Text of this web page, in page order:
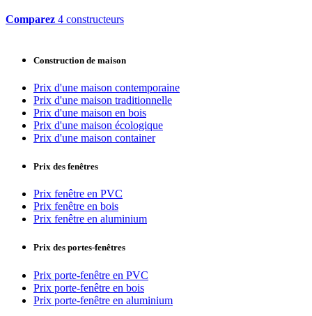
Comparez 4 constructeurs
Construction de maison
Prix d'une maison contemporaine
Prix d'une maison traditionnelle
Prix d'une maison en bois
Prix d'une maison écologique
Prix d'une maison container
Prix des fenêtres
Prix fenêtre en PVC
Prix fenêtre en bois
Prix fenêtre en aluminium
Prix des portes-fenêtres
Prix porte-fenêtre en PVC
Prix porte-fenêtre en bois
Prix porte-fenêtre en aluminium